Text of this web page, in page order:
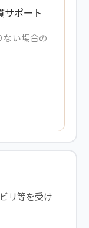
サポート
い場合の
リ等を受け